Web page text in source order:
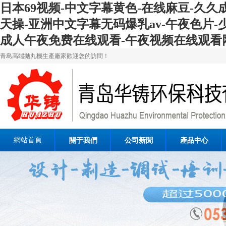
日本69视频-中文字幕黄色-在线麻豆-久
天操-亚洲中文字幕无码爆乳av-午夜色片
成人午夜免费在线观看-午夜视频在线观
青島高端拋丸機生產廠家歡迎您的訪問！
網站首頁 關于我們 公司新聞 產品中心